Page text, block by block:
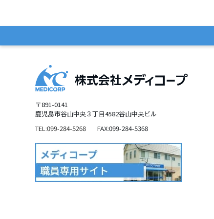
〒891-0141
鹿児島市谷山中央３丁目4582谷山中央ビル
TEL:099-284-5268
FAX:099-284-5368